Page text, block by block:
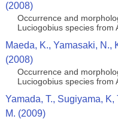
(2008)
Occurrence and
Luciogobius species from
Maeda, K., Yamasaki, N.,
(2008)
Occurrence and
Luciogobius species from
Yamada, T., Sugiyama,
M. (2009)